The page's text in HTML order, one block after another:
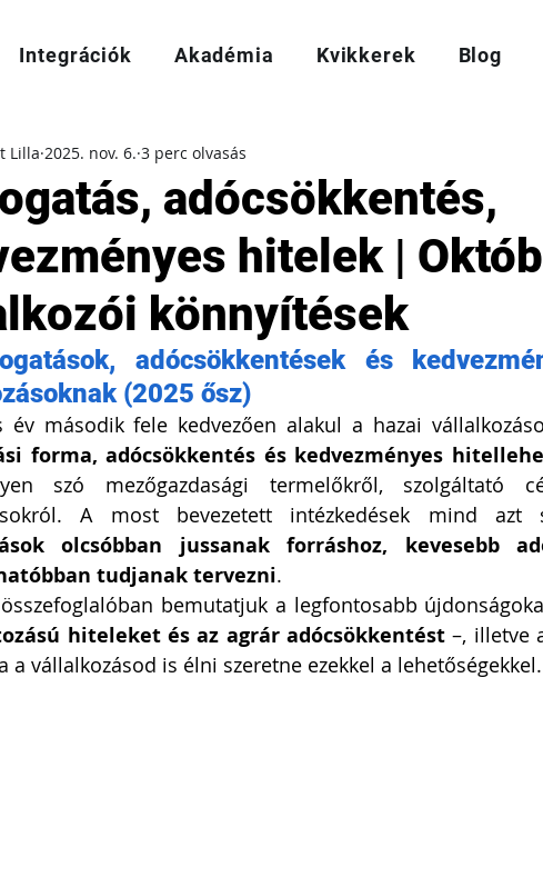
Integrációk Akadémia Kvikkerek Blog
adócsökkentés,
hitelek |
könnyítések
Lilla 2025. nov. 6. 3 perc olvasás
adócsökkentések és
(2025 ősz)
forma, adócsökkentés és kedvezményes
szó mezőgazdasági termelőkről, szolgáltató
A most bevezetett intézkedések mind azt
olcsóbban jussanak forráshoz, kevesebb
tudjanak tervezni.
bemutatjuk a legfontosabb
hiteleket és az agrár adócsökkentést –, illetve
a vállalkozásod is élni szeretne ezekkel a lehetőségekkel.